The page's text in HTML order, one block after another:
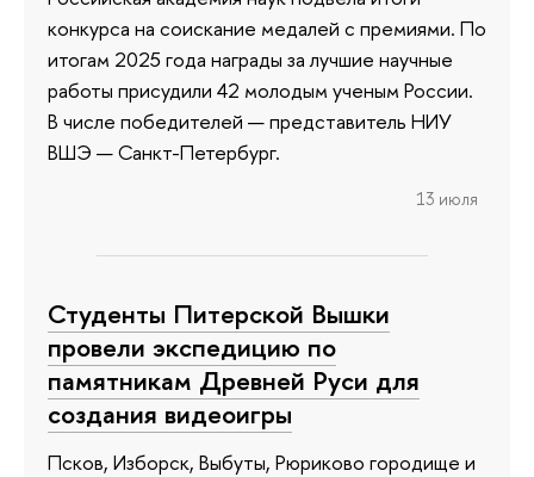
конкурса на соискание медалей с премиями. По
итогам 2025 года награды за лучшие научные
работы присудили 42 молодым ученым России.
В числе победителей — представитель НИУ
ВШЭ — Санкт-Петербург.
13 июля
Студенты Питерской Вышки
провели экспедицию по
памятникам Древней Руси для
создания видеоигры
Псков, Изборск, Выбуты, Рюриково городище и